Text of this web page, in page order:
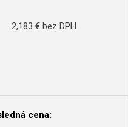
2,183 € bez DPH
cena: